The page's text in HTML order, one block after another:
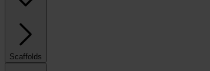
Scaffolds